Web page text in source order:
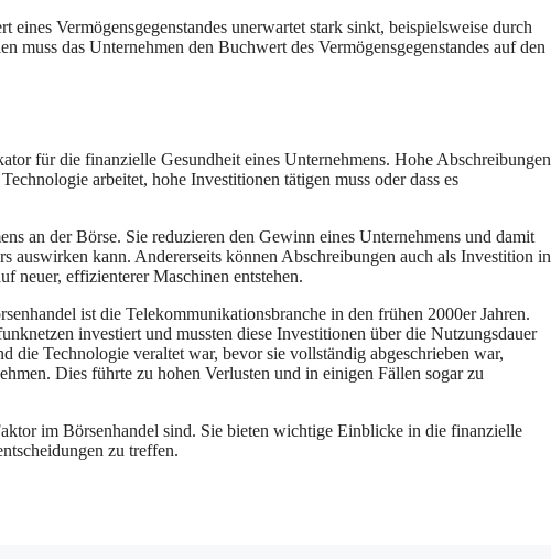
Vermögensgegenstandes unerwartet stark sinkt, beispielsweise durch
muss das Unternehmen den Buchwert des Vermögensgegenstandes auf den
für die finanzielle Gesundheit eines Unternehmens. Hohe Abschreibungen
arbeitet, hohe Investitionen tätigen muss oder dass es
an der Börse. Sie reduzieren den Gewinn eines Unternehmens und damit
auswirken kann. Andererseits können Abschreibungen auch als Investition in
neuer, effizienterer Maschinen entstehen.
ist die Telekommunikationsbranche in den frühen 2000er Jahren.
investiert und mussten diese Investitionen über die Nutzungsdauer
die Technologie veraltet war, bevor sie vollständig abgeschrieben war,
Dies führte zu hohen Verlusten und in einigen Fällen sogar zu
im Börsenhandel sind. Sie bieten wichtige Einblicke in die finanzielle
zu treffen.